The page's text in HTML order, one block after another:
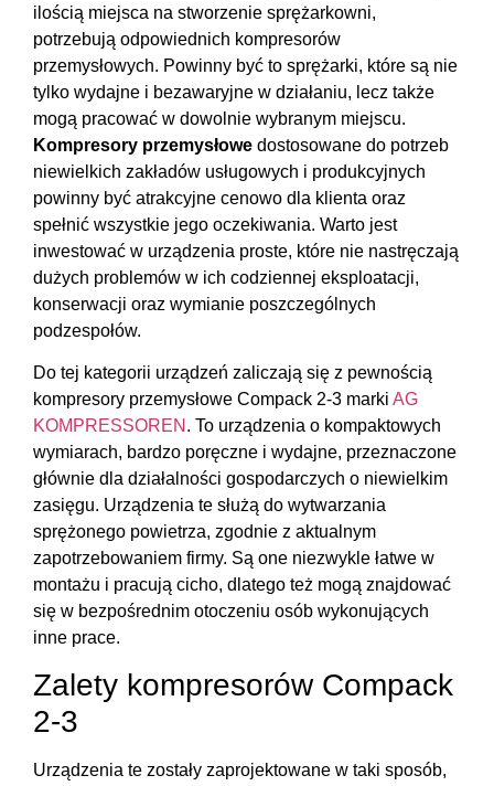
ilością miejsca na stworzenie sprężarkowni,
potrzebują odpowiednich kompresorów
przemysłowych. Powinny być to sprężarki, które są nie
tylko wydajne i bezawaryjne w działaniu, lecz także
mogą pracować w dowolnie wybranym miejscu.
Kompresory przemysłowe dostosowane do potrzeb
niewielkich zakładów usługowych i produkcyjnych
powinny być atrakcyjne cenowo dla klienta oraz
spełnić wszystkie jego oczekiwania. Warto jest
inwestować w urządzenia proste, które nie nastręczają
dużych problemów w ich codziennej eksploatacji,
konserwacji oraz wymianie poszczególnych
podzespołów.
Do tej kategorii urządzeń zaliczają się z pewnością
kompresory przemysłowe Compack 2-3 marki AG
KOMPRESSOREN . To urządzenia o kompaktowych
wymiarach, bardzo poręczne i wydajne, przeznaczone
głównie dla działalności gospodarczych o niewielkim
zasięgu. Urządzenia te służą do wytwarzania
sprężonego powietrza, zgodnie z aktualnym
zapotrzebowaniem firmy. Są one niezwykle łatwe w
montażu i pracują cicho, dlatego też mogą znajdować
się w bezpośrednim otoczeniu osób wykonujących
inne prace.
Zalety kompresorów Compack
2-3
Urządzenia te zostały zaprojektowane w taki sposób,